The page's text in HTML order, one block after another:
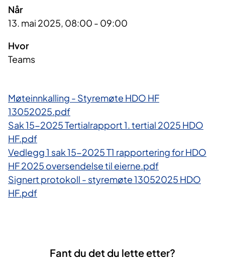
Når
13. mai 2025, 08:00 - 09:00
Hvor
Teams
Møteinnkalling - Styremøte HDO HF
13052025.pdf
Sak 15-2025 Tertialrapport 1. tertial 2025 HDO
HF.pdf
Vedlegg 1 sak 15-2025 T1 rapportering for HDO
HF 2025 oversendelse til eierne.pdf
Signert protokoll - styremøte 13052025 HDO
HF.pdf
Fant du det du lette etter?